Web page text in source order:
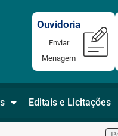
Ouvidoria
Enviar
Menagem
Editais e Licitações